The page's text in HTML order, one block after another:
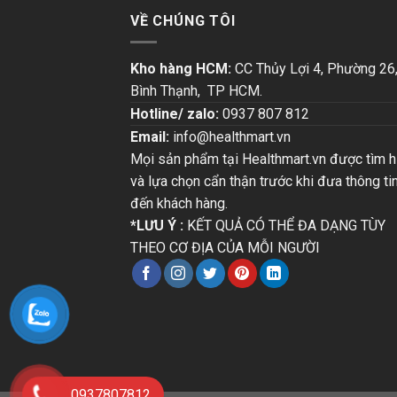
VỀ CHÚNG TÔI
Kho hàng HCM: CC Thủy Lợi 4, Phường 26,
Bình Thạnh, TP HCM.
Hotline/ zalo: 0937 807 812
Email: info@healthmart.vn
Mọi sản phẩm tại Healthmart.vn được tìm
và lựa chọn cẩn thận trước khi đưa thông
đến khách hàng.
*LƯU Ý : KẾT QUẢ CÓ THỂ ĐA DẠNG TÙY
THEO CƠ ĐỊA CỦA MỖI NGƯỜI